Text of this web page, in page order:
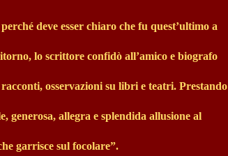
deve esser chiaro che fu quest’ultimo a
lo scrittore confidò all’amico e biografo
osservazioni su libri e teatri. Prestando
generosa, allegra e splendida allusione al
garrisce sul focolare”.